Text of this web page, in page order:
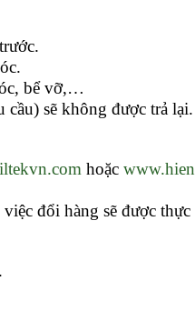
bể vỡ,…
cầu) sẽ không được trả lại.
hoặc
đổi hàng sẽ được